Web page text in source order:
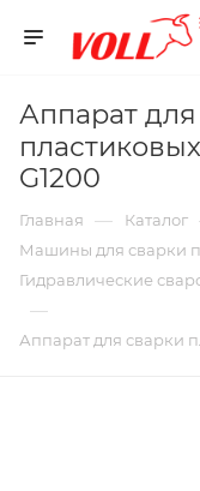
Аппарат
G1200
Главная — Каталог
Машины для сварки
Гидравлические
—
Аппарат для сварки